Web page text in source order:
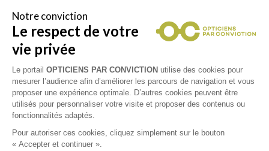
Vous êtes un professionnel de la vue et
vous souhaitez nous rejoindre ?
Contactez Alliance Optic, la centrale d’achats et
d’accompagnement des opticiens indépendants
Notre conviction
Le respect de votre
vie privée
Le portail OPTICIENS PAR CONVICTION utilise des cookies pour
mesurer l’audience afin d’améliorer les parcours de navigation et vous
proposer une expérience optimale. D’autres cookies peuvent être
utilisés pour personnaliser votre visite et proposer des contenus ou
fonctionnalités adaptés.
Pour autoriser ces cookies, cliquez simplement sur le bouton
« Accepter et continuer ».